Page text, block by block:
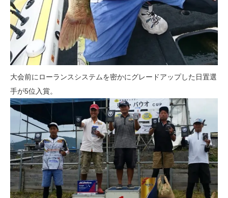
大会前にローランスシステムを密かにグレードアップした日置選
手が5位入賞。